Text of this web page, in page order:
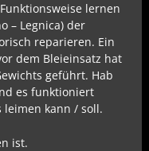
lernen
– Legnica) der
reparieren. Ein
dem Bleieinsatz hat
geführt. Hab
es funktioniert
leimen kann / soll.
ist.